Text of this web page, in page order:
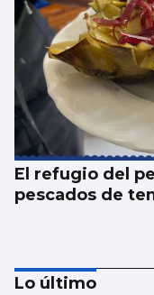
El refugio del
pescados de
Lo último